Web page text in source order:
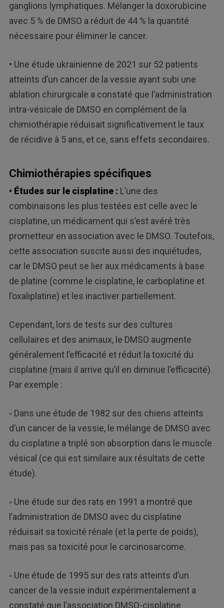
ganglions lymphatiques. Mélanger la doxorubicine
avec 5 % de DMSO a réduit de 44 % la quantité
nécessaire pour éliminer le cancer.
• Une étude ukrainienne de 2021 sur 52 patients
atteints d’un cancer de la vessie ayant subi une
ablation chirurgicale a constaté que l’administration
intra-vésicale de DMSO en complément de la
chimiothérapie réduisait significativement le taux
de récidive à 5 ans, et ce, sans effets secondaires.
Chimiothérapies spécifiques
• Études sur le cisplatine : L’une des
combinaisons les plus testées est celle avec le
cisplatine, un médicament qui s’est avéré très
prometteur en association avec le DMSO. Toutefois,
cette association suscite aussi des inquiétudes,
car le DMSO peut se lier aux médicaments à base
de platine (comme le cisplatine, le carboplatine et
l’oxaliplatine) et les inactiver partiellement.
Cependant, lors de tests sur des cultures
cellulaires et des animaux, le DMSO augmente
généralement l’efficacité et réduit la toxicité du
cisplatine (mais il arrive qu’il en diminue l’efficacité).
Par exemple :
◦ Dans une étude de 1982 sur des chiens atteints
d’un cancer de la vessie, le mélange de DMSO avec
du cisplatine a triplé son absorption dans le muscle
vésical (ce qui est similaire aux résultats de cette
étude).
◦ Une étude sur des rats en 1991 a montré que
l’administration de DMSO avec du cisplatine
réduisait sa toxicité rénale (et la perte de poids),
mais pas sa toxicité pour le carcinosarcome.
◦ Une étude de 1995 sur des rats atteints d’un
cancer de la vessie induit expérimentalement a
constaté que l’association DMSO-cisplatine